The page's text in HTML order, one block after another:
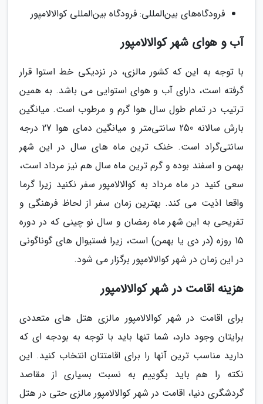
فرودگاه‌های بین‌المللی: فرودگاه بین‌المللی کوالالامپور
آب و هوای شهر کوالالامپور
با توجه به این که کشور مالزی، در نزدیکی خط استوا قرار
گرفته است، دارای آب و هوای استوایی می باشد. به همین
ترتیب در تمام طول سال هوا گرم و مرطوب است. میانگین
بارش سالانه‌ 250 سانتی‌متر و میانگین دمای هوا 27 درجه
سانتی‌گراد است. خنک ترین ماه های سال در این شهر
بهمن و اسفند بوده و گرم ترین ماه سال هم نیز مرداد است،
سعی کنید در ماه مرداد به کوالالامپور سفر نکنید زیرا گرما
واقعا اذیت می کند. بهترین زمان سفر از لحاظ فرهنگی و
تفریحی به این شهر ماه رمضان و سال نو چینی که در دوره
15 روزه (در دی یا بهمن) است، زیرا فستیوال های گوناگونی
در این زمان در شهر کوالالامپور برگزار می شود.
هزینه اقامت در شهر کوالالامپور
برای اقامت در شهر کوالالامپور مالزی هتل های متعددی
برایتان وجود دارد، شما تنها باید با توجه به بودجه ای که
دارید مناسب ترین آنها را برای اقامتتان انتخاب کنید. این
نکته را هم باید بگوییم به نسبت بسیاری از مقاصد
گردشگری دنیا، اقامت در شهر کوالالامپور مالزی حتی در هتل